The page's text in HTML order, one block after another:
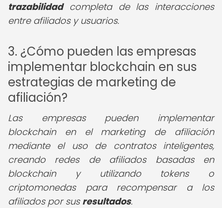
trazabilidadcompleta de las interacciones
entre afiliados y usuarios.
3. ¿Cómo pueden las empresas
implementar blockchain en sus
estrategias de marketing de
afiliación?
Las empresas pueden implementar
blockchain en el marketing de afiliación
mediante el uso de contratos inteligentes,
creando redes de afiliados basadas en
blockchain y utilizando tokens o
criptomonedas para recompensar a los
afiliados por sus resultados.